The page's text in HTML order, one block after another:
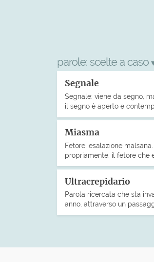
parole: scelte a caso
Segnale
Segnale: viene da segno,
il segno è aperto e
Miasma
Fetore, esalazione
propriamente, il fetore che
Ultracrepidario
Parola ricercata che sta
anno, attraverso un